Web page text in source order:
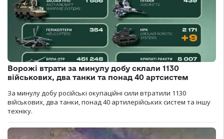
Ворожі втрати за минулу добу склали 1130
військових, два танки та понад 40 артсистем
За минулу добу російські окупаційні сили втратили 1130
військових, два танки, понад 40 артилерійських систем та іншу
техніку.